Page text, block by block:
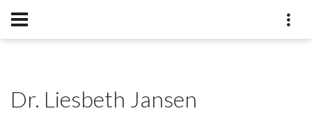
Dr. Liesbeth Jansen